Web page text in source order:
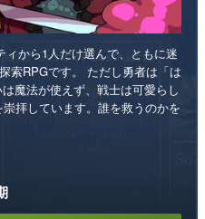
ィから1人だけ選んで、ともに迷
索RPGです。 ただし勇者は「は
魔法が使えず、戦士は可愛らし
拝しています。誰を救うのかを